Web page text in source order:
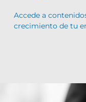
Accede a
crecimiento de tu